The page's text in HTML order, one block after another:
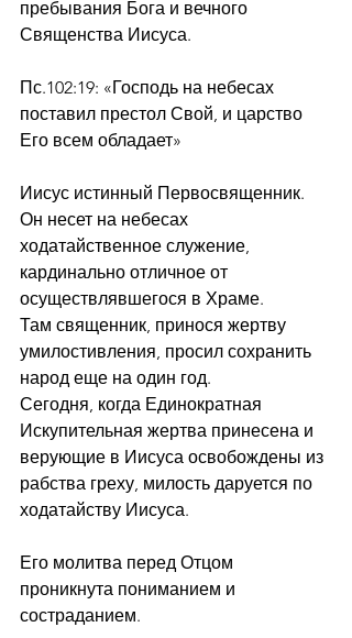
пребывания Бога и вечного
Священства Иисуса.
Пс.102:19: «Господь на небесах
поставил престол Свой, и царство
Его всем обладает»
Иисус истинный Первосвященник.
Он несет на небесах
ходатайственное служение,
кардинально отличное от
осуществлявшегося в Храме.
Там священник, принося жертву
умилостивления, просил сохранить
народ еще на один год.
Сегодня, когда Единократная
Искупительная жертва принесена и
верующие в Иисуса освобождены из
рабства греху, милость даруется по
ходатайству Иисуса.
Его молитва перед Отцом
проникнута пониманием и
состраданием.